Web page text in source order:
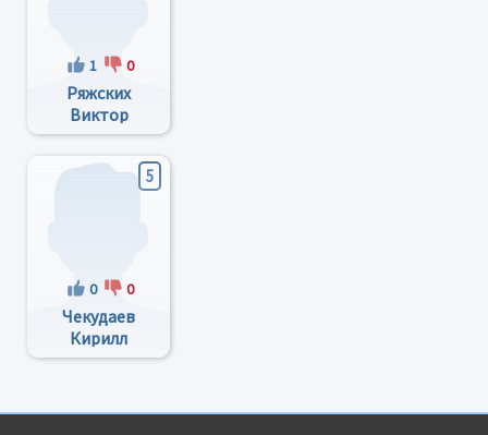
1 0
Ряжских
Виктор
Иванович
5
0 0
Чекудаев
Кирилл
Викторович